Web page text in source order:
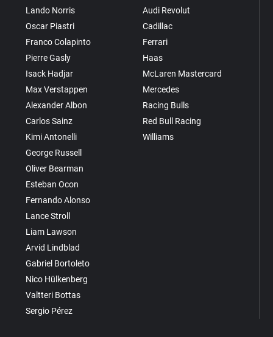
Lando Norris
Oscar Piastri
Franco Colapinto
Pierre Gasly
Isack Hadjar
Max Verstappen
Alexander Albon
Carlos Sainz
Kimi Antonelli
George Russell
Oliver Bearman
Esteban Ocon
Fernando Alonso
Lance Stroll
Liam Lawson
Arvid Lindblad
Gabriel Bortoleto
Nico Hülkenberg
Valtteri Bottas
Sergio Pérez
Audi Revolut
Cadillac
Ferrari
Haas
McLaren Mastercard
Mercedes
Racing Bulls
Red Bull Racing
Williams